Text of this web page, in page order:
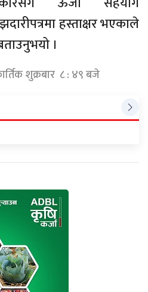
हस्ताक्षर भएकाले
।
शुक्रबार ८ : ४९ बजे